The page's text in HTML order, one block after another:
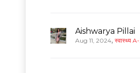
Aishwarya Pillai
Aug 11, 2024, स्वास्थ्य